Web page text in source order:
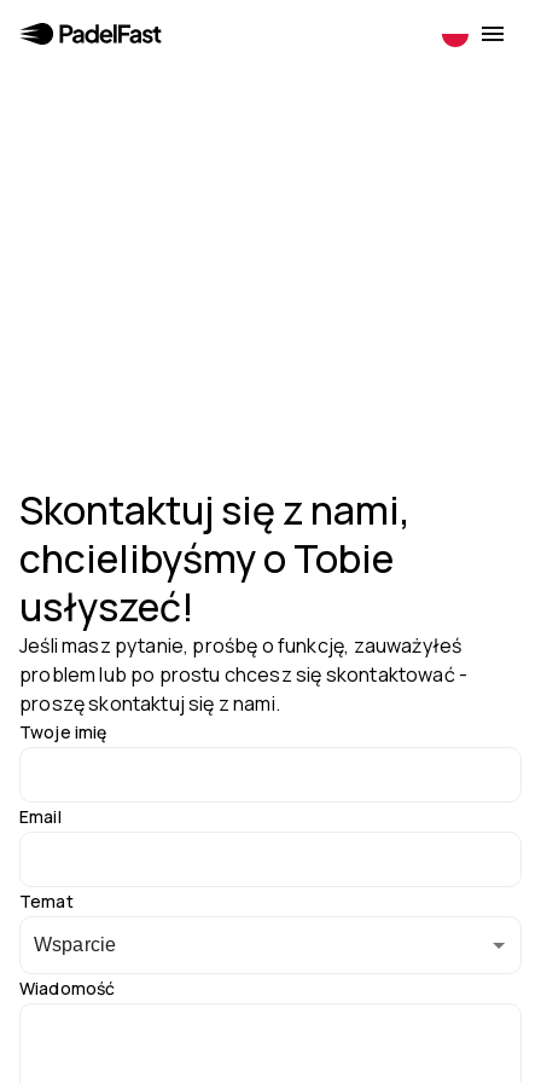
Skontaktuj się z nami,
chcielibyśmy o Tobie
usłyszeć!
Jeśli masz pytanie, prośbę o funkcję, zauważyłeś
problem lub po prostu chcesz się skontaktować -
proszę skontaktuj się z nami.
Twoje imię
Email
Temat
Wsparcie
Wiadomość